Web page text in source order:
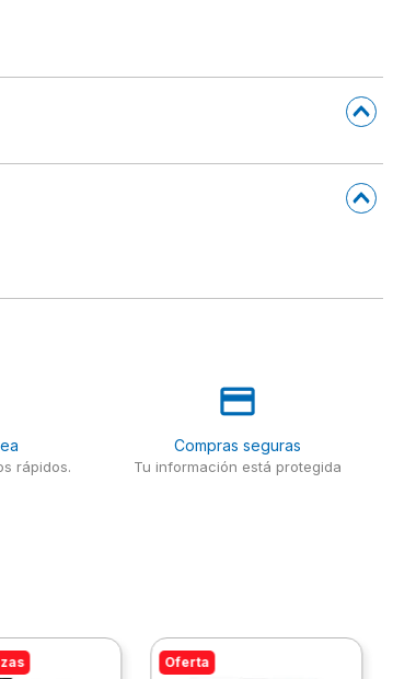
rápidos.
Compras seguras
Tu información está protegida
Oferta